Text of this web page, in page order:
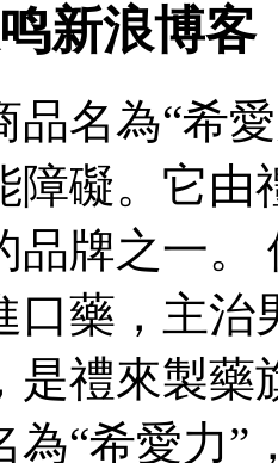
新浪博客
品名為“希
障礙。它
品牌之一。
口藥，主
是禮來製藥
為“希愛力”